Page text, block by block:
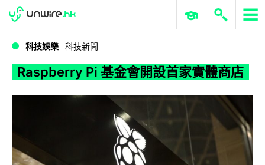
Raspberry Pi 基金會開設首家實體商店
WWDC 2026 ERP 與商業 AI
科技娛樂 科技新聞
Raspberry Pi 基金會開設首家實體商店